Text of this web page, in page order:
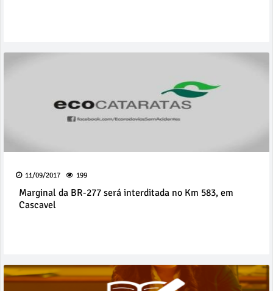
11/09/2017 199
Marginal da BR-277 será interditada no Km 583, em
Cascavel